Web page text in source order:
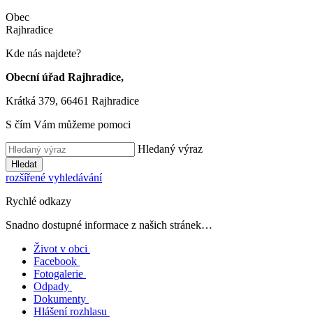
Obec
Rajhradice
Kde nás najdete?
Obecní úřad Rajhradice,
Krátká 379, 66461 Rajhradice
S čím Vám můžeme pomoci
Hledaný výraz
Hledat
rozšířené vyhledávání
Rychlé odkazy
Snadno dostupné informace z našich stránek…
Život v obci
Facebook
Fotogalerie
Odpady
Dokumenty
Hlášení rozhlasu